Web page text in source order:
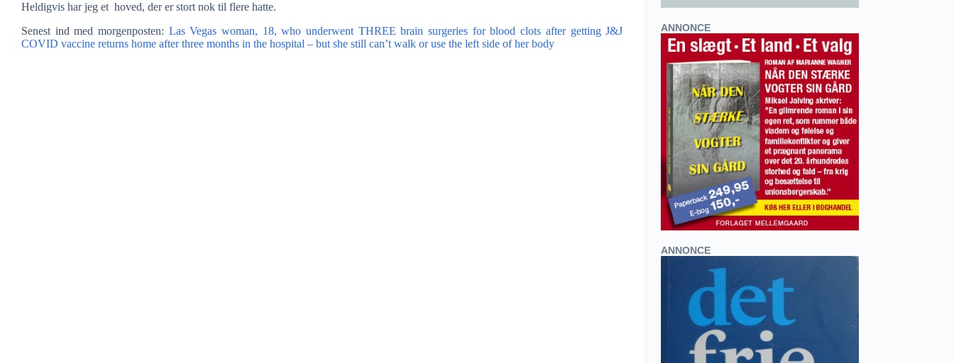
Heldigvis har jeg et hoved, der er stort nok til flere hatte.
Senest ind med morgenposten: Las Vegas woman, 18, who underwent THREE brain surgeries for blood clots after getting J&J
COVID vaccine returns home after three months in the hospital – but she still can’t walk or use the left side of her body
ANNONCE
ANNONCE